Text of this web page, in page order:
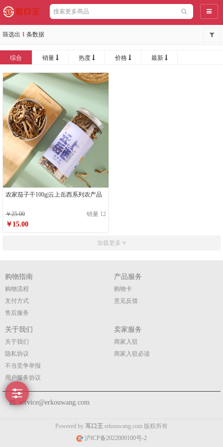
导航
筛选出 1 条数据
综合 销量 热度 价格 最新
农家茄子干100g|云上岳西系列农产品
￥25.00 销量 12
￥15.00
加载更多
购物指南
购物流程
支付方式
售后服务
产品服务
购物卡
意见反馈
关于我们
关于我们
隐私协议
不当竞争举报
用户服务协议
卖家服务
商家入驻
商家入驻必读
service@erkouwang.com
Powered by 耳口王 erkouwang.com 版权所有
沪ICP备2022009100号-2